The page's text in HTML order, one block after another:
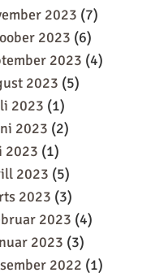
2023 (7)
2023 (6)
2023 (4)
2023 (5)
2023 (1)
2023 (2)
2023 (1)
2023 (5)
2023 (3)
2023 (4)
2023 (3)
2022 (1)